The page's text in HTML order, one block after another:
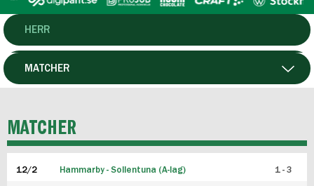
HERR
DAM
P19
F19
MATCHER
MATCHER
12/2 Hammarby - Sollentuna (A-lag) 1 - 3